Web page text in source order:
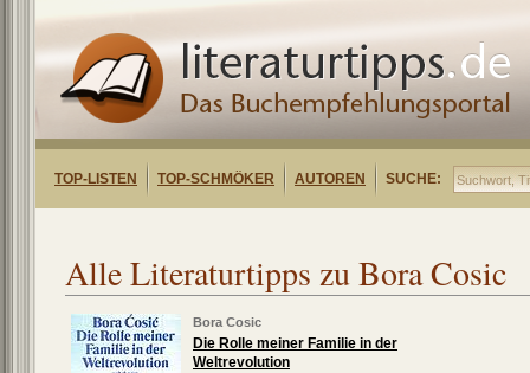
TOP-LISTEN TOP-SCHMÖKER AUTOREN SUCHE:
Alle Literaturtipps zu Bora Cosic
Bora Cosic
Die Rolle meiner Familie in der
Weltrevolution